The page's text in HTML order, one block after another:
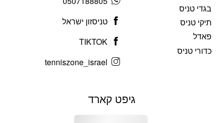
בגדי טניס
תיקי טניס
פאדל
כדורי טניס
טניסזון ישראל
TIKTOK
tenniszone_israel
גיפט קארד